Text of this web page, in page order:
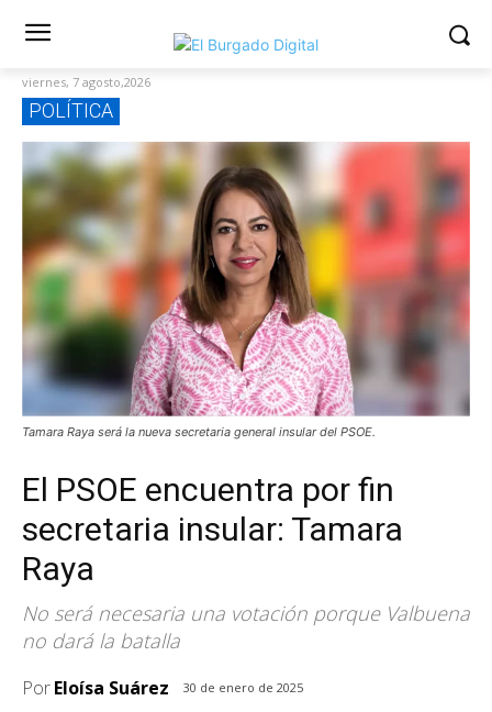
viernes, 7 agosto,2026
POLÍTICA
Tamara Raya será la nueva secretaria general insular del PSOE.
El PSOE encuentra por fin
secretaria insular: Tamara
Raya
No será necesaria una votación porque Valbuena
no dará la batalla
PorEloísa Suárez 30 de enero de 2025